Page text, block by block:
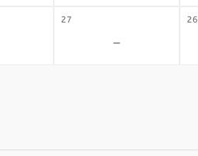
26
27
-